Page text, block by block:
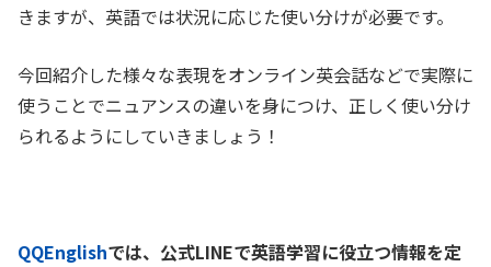
きますが、英語では状況に応じた使い分けが必要です。
今回紹介した様々な表現をオンライン英会話などで実際に
使うことでニュアンスの違いを身につけ、正しく使い分け
られるようにしていきましょう！
QQEnglishでは、公式LINEで英語学習に役立つ情報を定